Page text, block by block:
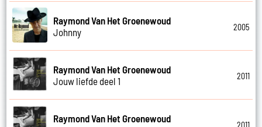
Raymond Van Het Groenewoud
Johnny
2005
Raymond Van Het Groenewoud
Jouw liefde deel 1
2011
Raymond Van Het Groenewoud
2011